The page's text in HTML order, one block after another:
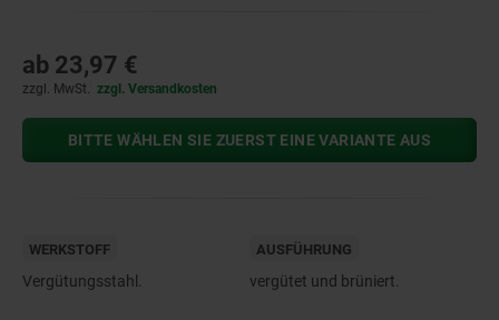
ab 23,97 €
zzgl. MwSt. zzgl. Versandkosten
BITTE WÄHLEN SIE ZUERST EINE VARIANTE AUS
WERKSTOFF
Vergütungsstahl.
AUSFÜHRUNG
vergütet und brüniert.